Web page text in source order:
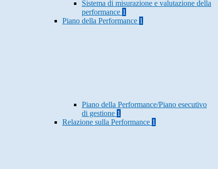
Sistema di misurazione e valutazione della
performance 1
Piano della Performance 1
Piano della Performance/Piano esecutivo
di gestione 1
Relazione sulla Performance 1